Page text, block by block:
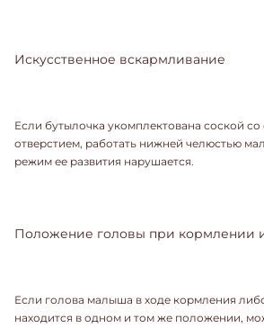
Искусственное вскармливание
Если бутылочка укомплектована соской
отверстием, работать нижней челюстью
режим ее развития нарушается.
Положение головы при кормлении
Если голова малыша в ходе кормления
находится в одном и том же положении,